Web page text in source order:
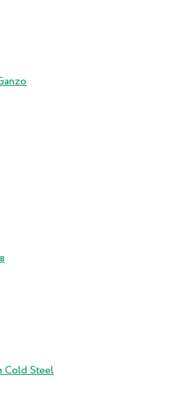
Cold Steel